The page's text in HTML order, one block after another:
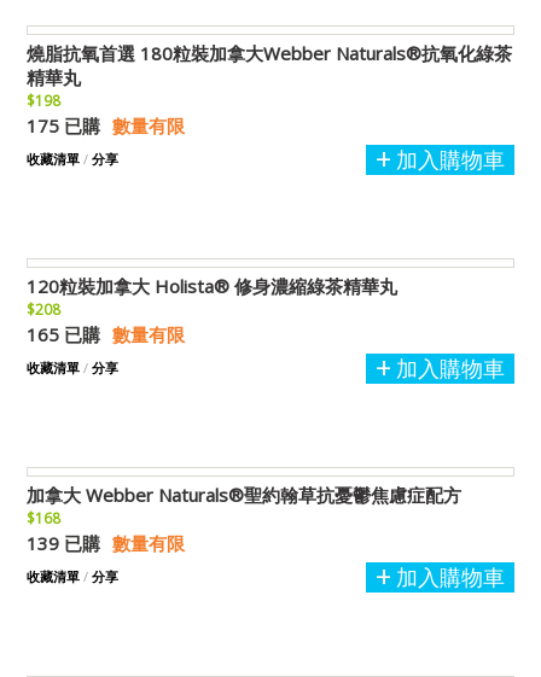
燒脂抗氧首選 180粒裝加拿大Webber Naturals®抗氧化綠茶
精華丸
$198
175 已購 數量有限
加入購物車
收藏清單 / 分享
120粒裝加拿大 Holista® 修身濃縮綠茶精華丸
$208
165 已購 數量有限
加入購物車
收藏清單 / 分享
加拿大 Webber Naturals®聖約翰草抗憂鬱焦慮症配方
$168
139 已購 數量有限
加入購物車
收藏清單 / 分享